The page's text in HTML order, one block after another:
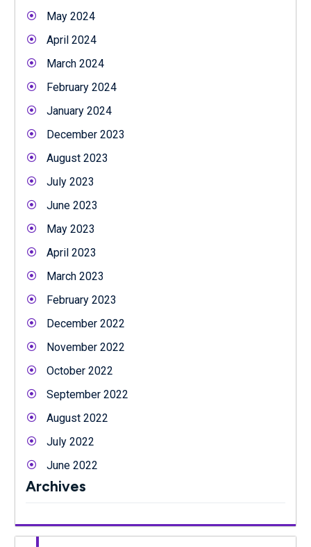
May 2024
April 2024
March 2024
February 2024
January 2024
December 2023
August 2023
July 2023
June 2023
May 2023
April 2023
March 2023
February 2023
December 2022
November 2022
October 2022
September 2022
August 2022
July 2022
June 2022
Archives